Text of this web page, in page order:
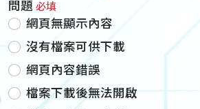
問題 必填
網頁無顯示內容
沒有檔案可供下載
網頁內容錯誤
檔案下載後無法開啟